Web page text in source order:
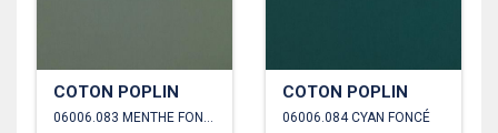
COTON POPLIN COTON POPLIN
06006.084 CYAN FONCÉ